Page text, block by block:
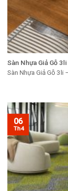
Sàn Nhựa Giả Gỗ 3li
Sàn Nhựa Giả Gỗ 3li
06
Th4